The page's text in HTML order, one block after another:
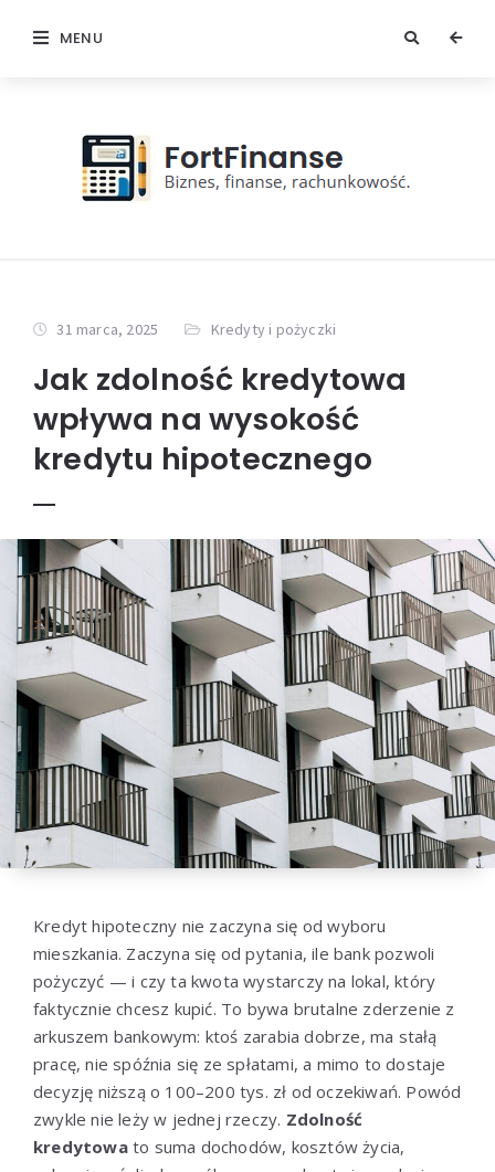
MENU
31 marca, 2025 Kredyty i pożyczki
Jak zdolność kredytowa
wpływa na wysokość
kredytu hipotecznego
Kredyt hipoteczny nie zaczyna się od wyboru
mieszkania. Zaczyna się od pytania, ile bank pozwoli
pożyczyć — i czy ta kwota wystarczy na lokal, który
faktycznie chcesz kupić. To bywa brutalne zderzenie z
arkuszem bankowym: ktoś zarabia dobrze, ma stałą
pracę, nie spóźnia się ze spłatami, a mimo to dostaje
decyzję niższą o 100–200 tys. zł od oczekiwań. Powód
zwykle nie leży w jednej rzeczy. Zdolność
kredytowato suma dochodów, kosztów życia,